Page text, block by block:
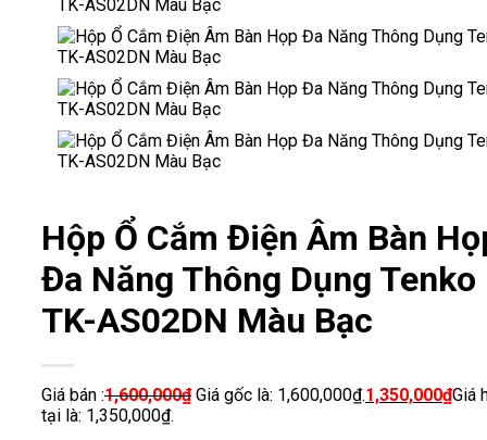
Hộp Ổ Cắm Điện Âm Bàn
Đa Năng Thông Dụng Tenko
TK-AS02DN Màu Bạc
Giá bán :1,600,000₫ Giá gốc là: 1,600,000₫.1,350,000₫Giá
tại là: 1,350,000₫.